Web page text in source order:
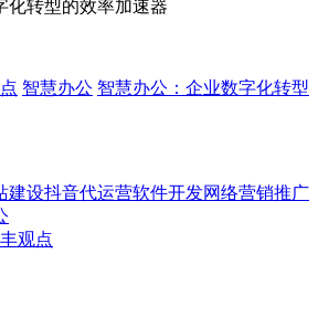
智慧办公 智慧办公：企业数字化转型
建设抖音代运营软件开发网络营销推广
观点